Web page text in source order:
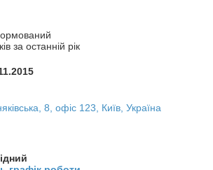
за останній рік
8, офіс 123, Київ, Україна